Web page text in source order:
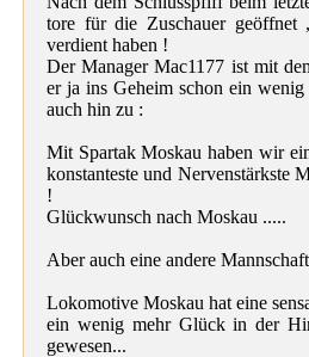
tore für die Zuschauer
verdient haben !
Der Manager Mac1177 ist mit
er ja ins Geheim schon ein
auch hin zu :
Mit Spartak Moskau haben wir
konstanteste und Nervenstärkste
!
Glückwunsch nach Moskau .....
Aber auch eine andere
Lokomotive Moskau hat eine
ein wenig mehr Glück in der
gewesen...